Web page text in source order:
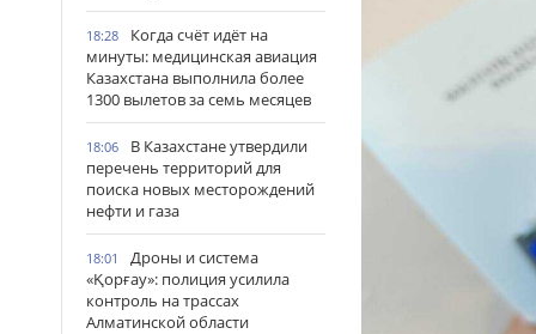
18:28
Когда счёт идёт на
минуты: медицинская авиация
Казахстана выполнила более
1300 вылетов за семь месяцев
18:06
В Казахстане утвердили
перечень территорий для
поиска новых месторождений
нефти и газа
18:01
Дроны и система
«Қорғау»: полиция усилила
контроль на трассах
Алматинской области